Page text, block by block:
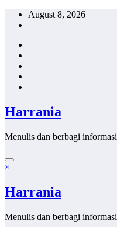
Skip
August 8, 2026
Harrania
Menulis dan berbagi informasi
×
Harrania
Menulis dan berbagi informasi